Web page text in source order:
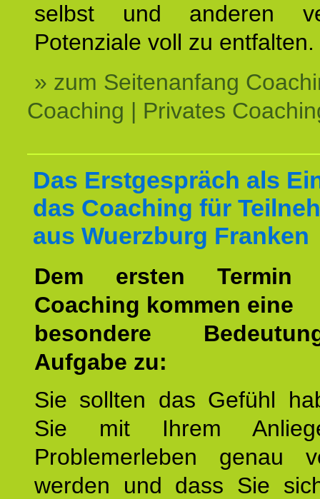
selbst und anderen
Potenziale voll zu entfalten.
» zum Seitenanfang
Coaching | Privates
Das Erstgespräch als
das Coaching für
aus Wuerzburg Franken
Dem ersten
Coaching kommen eine
besondere
Aufgabe zu:
Sie sollten das Gefühl
Sie mit Ihrem
Problemerleben genau
werden und dass Sie